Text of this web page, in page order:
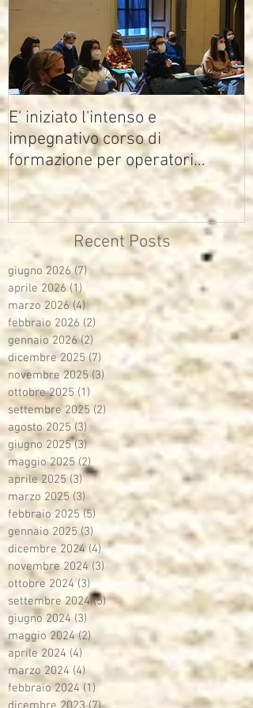
E' iniziato l'intenso e
impegnativo corso di
formazione per operatori
multimediali Avisco
Recent Posts
giugno 2026 (7)7 post
aprile 2026 (1)1 post
marzo 2026 (4)4 post
febbraio 2026 (2)
gennaio 2026 (2) 2 post
dicembre 2025 (7) 7 post
novembre 2025 (3) 3 post
ottobre 2025 (1) 1 post
settembre 2025 (2)2 post
agosto 2025 (3) 3 post
giugno 2025 (3)3 post
maggio 2025 (2)2 post
aprile 2025 (3)3 post
marzo 2025 (3)
febbraio 2025 (5)5 post
gennaio 2025 (3)3 post
dicembre 2024 (4)4 post
novembre 2024 (3) 3 post
ottobre 2024 (3)3 post
settembre 2024 (5)5 post
giugno 2024 (3) 3 post
maggio 2024 (2)2 post
aprile 2024 (4)
marzo 2024 (4)4 post
febbraio 2024 (1)1 post